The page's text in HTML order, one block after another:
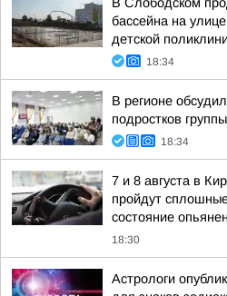
бассейна на
детской
18:34
В регионе
подростков
18:34
7 и 8 августа в
пройдут
состояние
18:30
Астрологи